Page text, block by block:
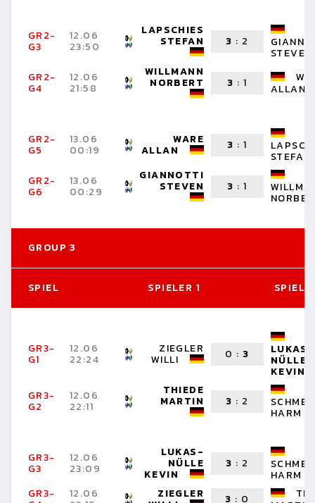
GR2-
G3
12.06
23:50
LAPSCHIES
STEFAN 3 : 2
STEVEN
GR2-
G4
12.06
21:58
WILLMANN
NORBERT 3 :1
ALLAN
GR2-
G5
13.06
00:19
WARE
ALLAN 3 :1
STEFAN
GR2-
G6
13.06
00:29
GIANNOTTI
STEVEN 3 :1
GROUP 3
SPIEL SPIELER 1
GR3-
G1
12.06
22:24
ZIEGLER
WILLI 0 : 3 LUKAS-
NÜLLE
KEVIN
GR3-
G2
12.06
22:11
THIEDE
MARTIN 3 : 2
HARM
GR3-
G3
12.06
23:09
LUKAS-
NÜLLE
KEVIN
3 : 2
HARM
GR3-
12.06 ZIEGLER 3 : 0